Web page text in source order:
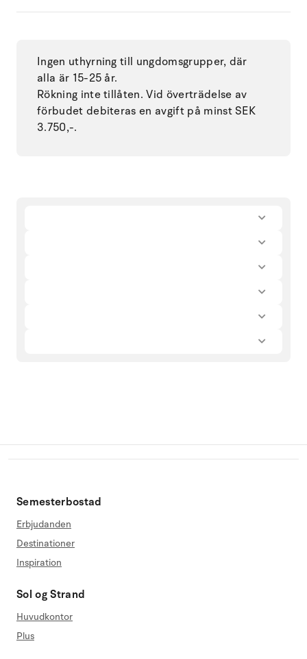
Ingen uthyrning till ungdomsgrupper, där
alla är 15-25 år.
Rökning inte tillåten. Vid överträdelse av
förbudet debiteras en avgift på minst SEK
3.750,-.
Semesterbostad
Erbjudanden
Destinationer
Inspiration
Sol og Strand
Huvudkontor
Plus